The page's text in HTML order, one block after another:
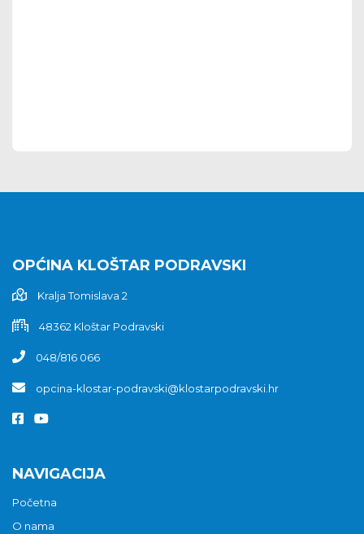
OPĆINA KLOŠTAR PODRAVSKI
Kralja Tomislava 2
48362 Kloštar Podravski
048/816 066
opcina-klostar-podravski@klostarpodravski.hr
NAVIGACIJA
Početna
O nama